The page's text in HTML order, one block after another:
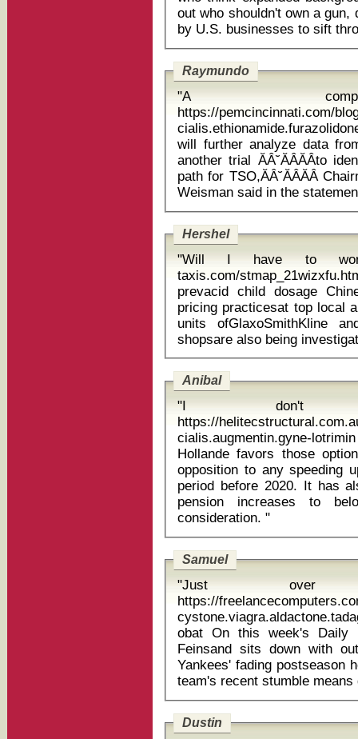
out who shouldn't own a gun,
Raymundo
"A
https://pemcincinnati.com/
will further analyze data
another trial ĂÂ˘ĂÂĂÂto
path for TSO,ĂÂ˘ĂÂĂÂ
Hershel
"Will I have to work
taxis.com/
prevacid child dosage Chinese authorities are also probing the
pricing practicesat top local
units ofGlaxoSmithKline
Anibal
"I don't
https://
cialis.augmentin.gyne-lotrimin
Hollande favors those
opposition to any speeding
period before 2020. It has
pension increases to
consideration. "
Samuel
"Just
https://
obat On this week's Daily News Fifth Yankees Podcast, Mark
Feinsand sits down with
Yankees' fading postseason
Dustin